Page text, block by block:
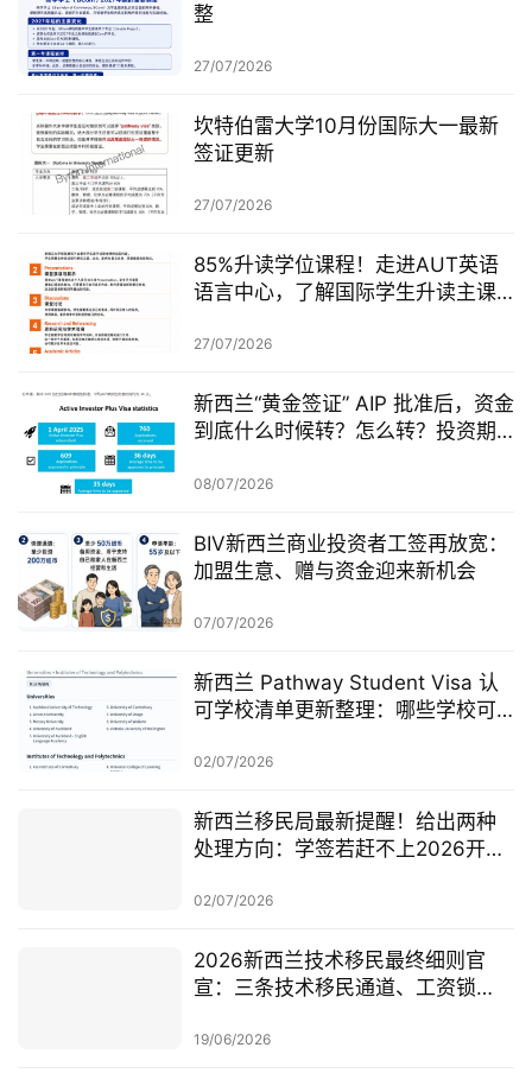
整
27/07/2026
坎特伯雷大学10月份国际大一最新
签证更新
27/07/2026
85%升读学位课程！走进AUT英语
语言中心，了解国际学生升读主课
27/07/2026
新西兰“黄金签证” AIP 批准后，资金
到底什么时候转？怎么转？投资期
08/07/2026
BIV新西兰商业投资者工签再放宽：
加盟生意、赠与资金迎来新机会
07/07/2026
新西兰 Pathway Student Visa 认
可学校清单更新整理：哪些学校可
02/07/2026
新西兰移民局最新提醒！给出两种
处理方向：学签若赶不上2026开
02/07/2026
2026新西兰技术移民最终细则官
宣：三条技术移民通道、工资锁
查一次梳理
19/06/2026